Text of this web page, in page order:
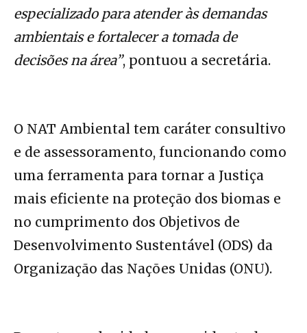
especializado para atender às demandas
ambientais e fortalecer a tomada de
decisões na área”, pontuou a secretária.
O NAT Ambiental tem caráter consultivo
e de assessoramento, funcionando como
uma ferramenta para tornar a Justiça
mais eficiente na proteção dos biomas e
no cumprimento dos Objetivos de
Desenvolvimento Sustentável (ODS) da
Organização das Nações Unidas (ONU).